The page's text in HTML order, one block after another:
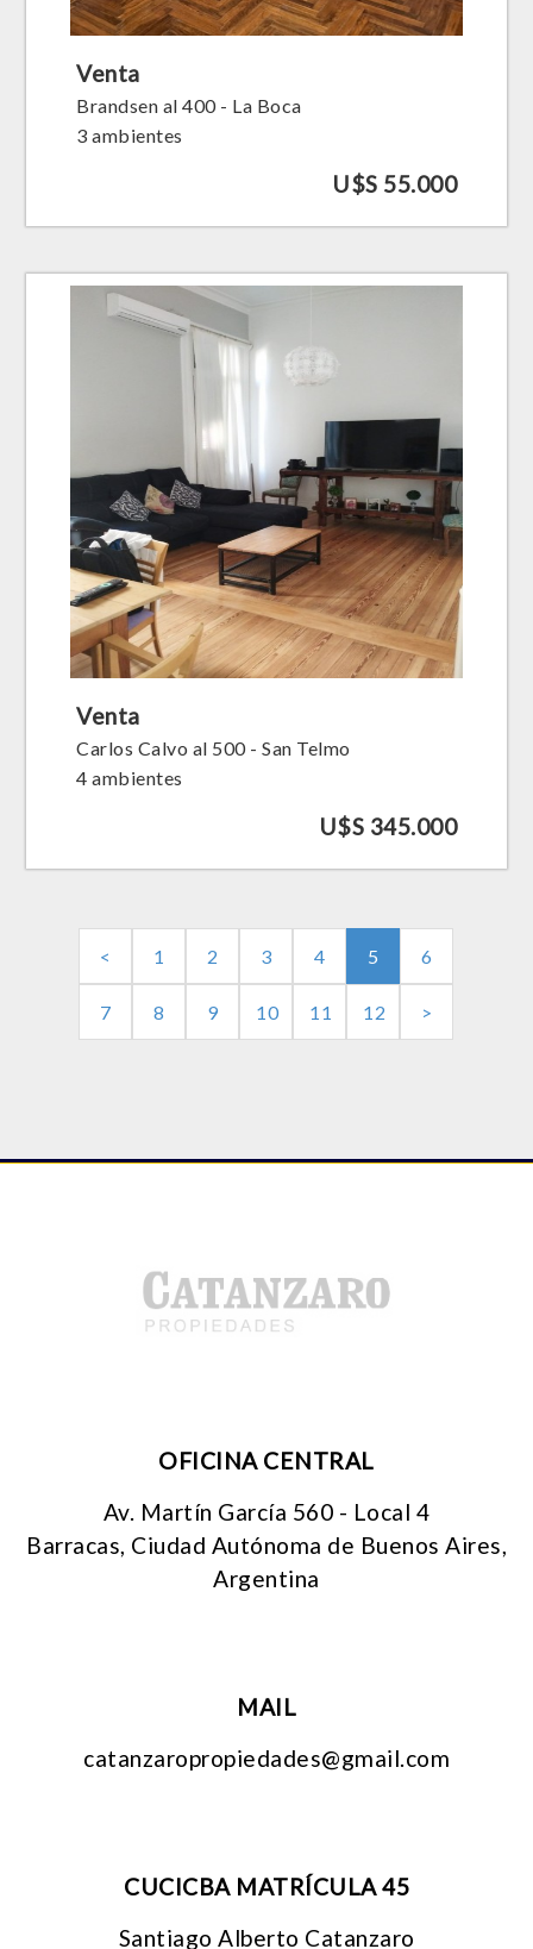
Venta
Brandsen al 400 - La Boca
3 ambientes
U$S 55.000
Venta
Carlos Calvo al 500 - San Telmo
4 ambientes
U$S 345.000
< 1 2 3 4 5 6
7 8 9 10 11 12 >
OFICINA CENTRAL
Av. Martín García 560 - Local 4
Barracas, Ciudad Autónoma de Buenos Aires,
Argentina
MAIL
catanzaropropiedades@gmail.com
CUCICBA MATRÍCULA 45
Santiago Alberto Catanzaro